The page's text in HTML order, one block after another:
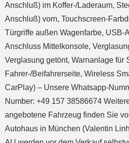
Anschluß) im Koffer-/Laderaum,
Anschluß) vorn, Touchscreen-
Türgriffe außen Wagenfarbe, USB-
Anschluss Mittelkonsole,
Verglasung getönt, Warnanlage für
Fahrer-/Beifahrerseite, Wireless
CarPlay) – Unsere Whatsapp-
Number: +49 157 38586674
angebotene Fahrzeug finden Sie
Autohaus in München (Valentin